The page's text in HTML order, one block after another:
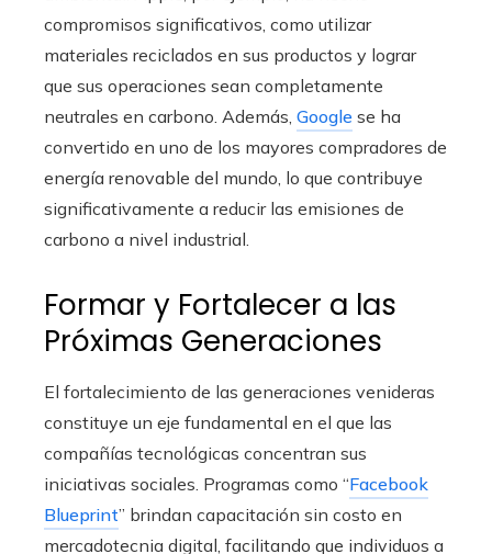
compromisos significativos, como utilizar
materiales reciclados en sus productos y lograr
que sus operaciones sean completamente
neutrales en carbono. Además, Google se ha
convertido en uno de los mayores compradores de
energía renovable del mundo, lo que contribuye
significativamente a reducir las emisiones de
carbono a nivel industrial.
Formar y Fortalecer a las
Próximas Generaciones
El fortalecimiento de las generaciones venideras
constituye un eje fundamental en el que las
compañías tecnológicas concentran sus
iniciativas sociales. Programas como “Facebook
Blueprint” brindan capacitación sin costo en
mercadotecnia digital, facilitando que individuos a